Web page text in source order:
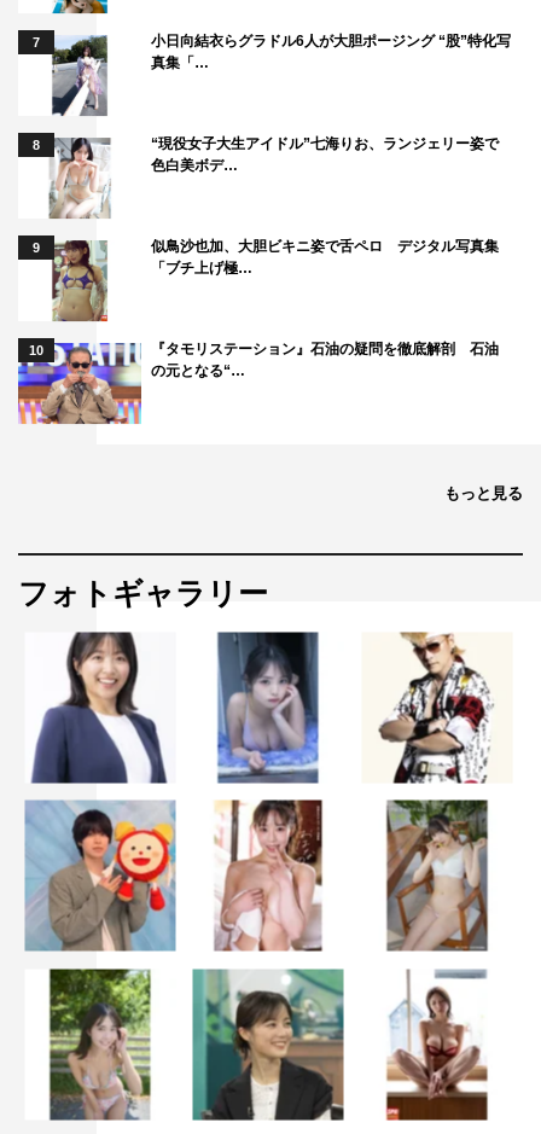
7
小日向結衣らグラドル6人が大胆ポージング “股”特化写
真集「…
8
“現役女子大生アイドル”七海りお、ランジェリー姿で
色白美ボデ…
9
似鳥沙也加、大胆ビキニ姿で舌ペロ デジタル写真集
「ブチ上げ極…
10
『タモリステーション』石油の疑問を徹底解剖 石油
の元となる“…
もっと見る
フォトギャラリー